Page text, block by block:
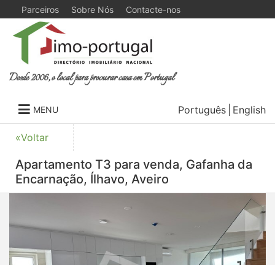
Parceiros Sobre Nós Contacte-nos
Desde 2006, o local para procurar casa em Portugal
MENU Português English
«Voltar
Apartamento T3 para venda, Gafanha da
Encarnação, Ílhavo, Aveiro